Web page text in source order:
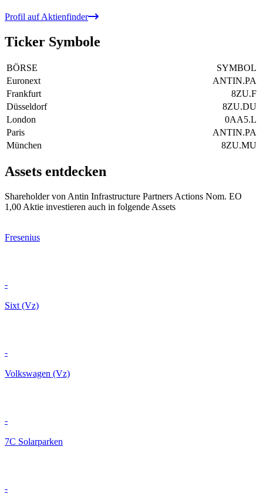
Profil auf Aktienfinder
Ticker Symbole
BÖRSE
SYMBOL
Euronext
ANTIN.PA
Frankfurt
8ZU.F
Düsseldorf
8ZU.DU
London
0AA5.L
Paris
ANTIN.PA
München
8ZU.MU
Assets entdecken
Shareholder von Antin Infrastructure Partners Actions Nom. EO
1,00 Aktie investieren auch in folgende Assets
Fresenius
-
Sixt (Vz)
-
Volkswagen (Vz)
-
7C Solarparken
-